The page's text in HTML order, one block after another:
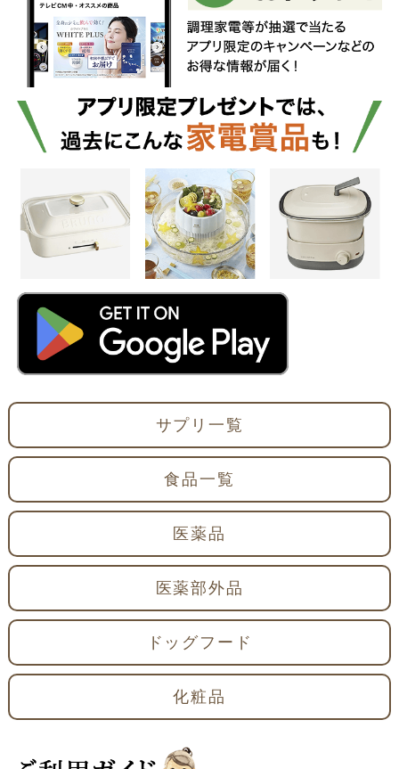
サプリ一覧
食品一覧
医薬品
医薬部外品
ドッグフード
化粧品